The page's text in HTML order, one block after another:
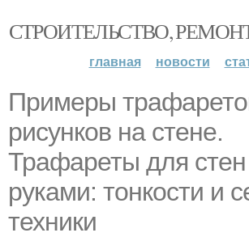
СТРОИТЕЛЬСТВО,
главная новости
Примеры
рисунков на стене.
Трафареты для
руками: тонкости и
техники